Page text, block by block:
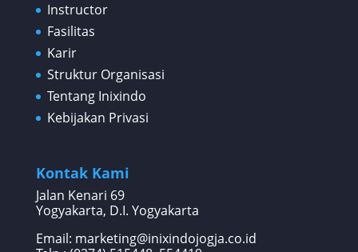
Instructor
Fasilitas
Karir
Struktur Organisasi
Tentang Inixindo
Kebijakan Privasi
Kontak Kami
Jalan Kenari 69
Yogyakarta, D.I. Yogyakarta
Email: marketing@inixindojogja.co.id